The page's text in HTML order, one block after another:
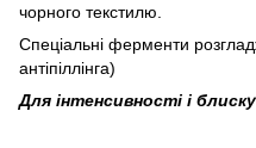
чорного текстилю.
Спеціальні ферменти
антіпіллінга)
Для інтенсивності і